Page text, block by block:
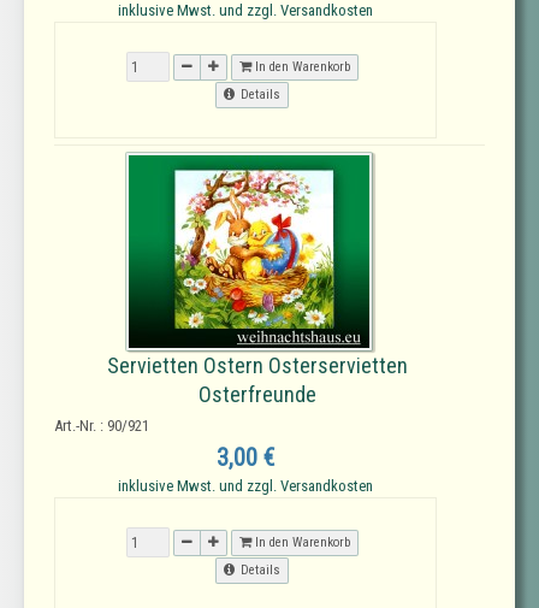
inklusive Mwst. und zzgl. Versandkosten
In den Warenkorb
Details
Servietten Ostern Osterservietten
Osterfreunde
Art.-Nr. : 90/921
3,00 €
inklusive Mwst. und zzgl. Versandkosten
In den Warenkorb
Details